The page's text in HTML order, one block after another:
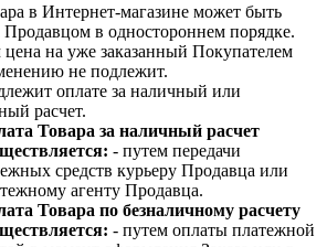
в Интернет-магазине может быть
Продавцом в одностороннем порядке.
на уже заказанный Покупателем
не подлежит.
оплате за наличный или
расчет.
Товара за наличный расчет
- путем передачи
средств курьеру Продавца или
агенту Продавца.
Товара по безналичному расчету
- путем оплаты платежной